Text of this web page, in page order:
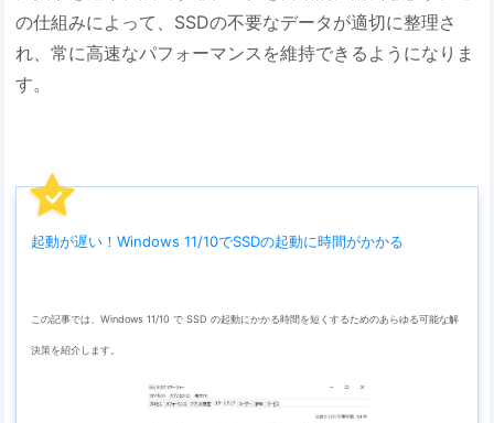
の仕組みによって、SSDの不要なデータが適切に整理さ
れ、常に高速なパフォーマンスを維持できるようになりま
す。
起動が遅い！Windows 11/10でSSDの起動に時間がかかる
この記事では、Windows 11/10 で SSD の起動にかかる時間を短くするためのあらゆる可能な解
決策を紹介します。